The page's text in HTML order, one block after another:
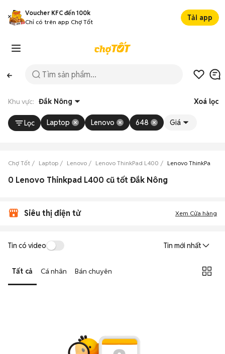
Voucher KFC đến 100k
Chỉ có trên app Chợ Tốt
Tải app
Khu vực: Đắk Nông Xoá lọc
Lọc Laptop Lenovo 648 Giá
Chợ Tốt Laptop Lenovo Lenovo ThinkPad L400 Lenovo ThinkPad
0 Lenovo Thinkpad L400 cũ tốt Đắk Nông
Siêu thị điện tử Xem Cửa hàng
Tin có video Tin mới nhất
Tất cả Cá nhân Bán chuyên